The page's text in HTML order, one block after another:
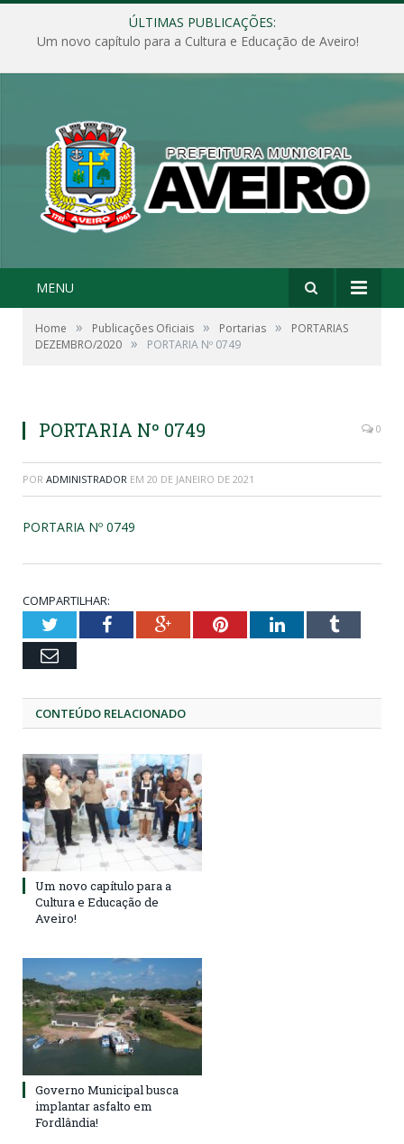
ÚLTIMAS PUBLICAÇÕES:
Um novo capítulo para a Cultura e Educação de Aveiro!
MENU
Home » Publicações Oficiais » Portarias »
PORTARIAS
DEZEMBRO/2020 » PORTARIA Nº 0749
PORTARIA Nº 0749 0
POR ADMINISTRADOR EM 20 DE JANEIRO DE 2021
PORTARIA Nº 0749
COMPARTILHAR:
TwitterFacebookGoogle+PinterestLinkedInTumblr
Email
CONTEÚDO RELACIONADO
Um novo capítulo para a
Cultura e Educação de
Aveiro!
Governo Municipal busca
implantar asfalto em
Fordlândia!